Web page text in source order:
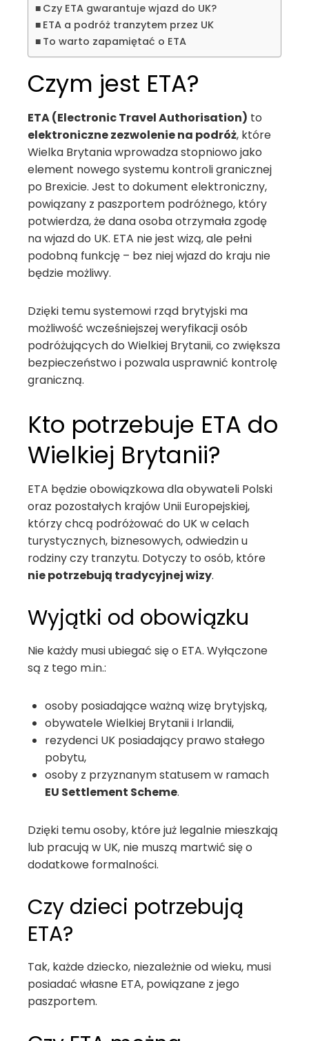
Czy ETA gwarantuje wjazd do UK?
ETA a podróż tranzytem przez UK
To warto zapamiętać o ETA
Czym jest ETA?
ETA (Electronic Travel Authorisation) to
elektroniczne zezwolenie na podróż, które
Wielka Brytania wprowadza stopniowo jako
element nowego systemu kontroli granicznej
po Brexicie. Jest to dokument elektroniczny,
powiązany z paszportem podróżnego, który
potwierdza, że dana osoba otrzymała zgodę
na wjazd do UK. ETA nie jest wizą, ale pełni
podobną funkcję – bez niej wjazd do kraju nie
będzie możliwy.
Dzięki temu systemowi rząd brytyjski ma
możliwość wcześniejszej weryfikacji osób
podróżujących do Wielkiej Brytanii, co zwiększa
bezpieczeństwo i pozwala usprawnić kontrolę
graniczną.
Kto potrzebuje ETA do
Wielkiej Brytanii?
ETA będzie obowiązkowa dla obywateli Polski
oraz pozostałych krajów Unii Europejskiej,
którzy chcą podróżować do UK w celach
turystycznych, biznesowych, odwiedzin u
rodziny czy tranzytu. Dotyczy to osób, które
nie potrzebują tradycyjnej wizy.
Wyjątki od obowiązku
Nie każdy musi ubiegać się o ETA. Wyłączone
są z tego m.in.:
osoby posiadające ważną wizę brytyjską,
obywatele Wielkiej Brytanii i Irlandii,
rezydenci UK posiadający prawo stałego
pobytu,
osoby z przyznanym statusem w ramach
EU Settlement Scheme.
Dzięki temu osoby, które już legalnie mieszkają
lub pracują w UK, nie muszą martwić się o
dodatkowe formalności.
Czy dzieci potrzebują
ETA?
Tak, każde dziecko, niezależnie od wieku, musi
posiadać własne ETA, powiązane z jego
paszportem.